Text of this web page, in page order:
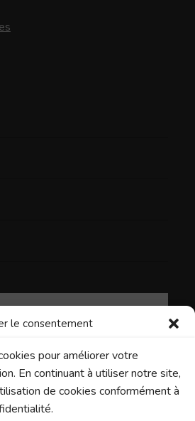
le consentement
pour améliorer votre
En continuant à utiliser notre site,
de cookies conformément à